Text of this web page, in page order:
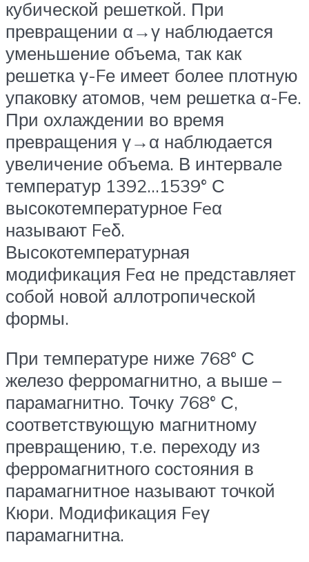
кубической решеткой. При
превращении α→γ наблюдается
уменьшение объема, так как
решетка γ-Fе имеет более плотную
упаковку атомов, чем решетка α-Fе.
При охлаждении во время
превращения γ→α наблюдается
увеличение объема. В интервале
температур 1392…1539° С
высокотемпературное Feα
называют Feδ.
Высокотемпературная
модификация Feα не представляет
собой новой аллотропической
формы.
При температуре ниже 768° С
железо ферромагнитно, а выше –
парамагнитно. Точку 768° С,
соответствующую магнитному
превращению, т.е. переходу из
ферромагнитного состояния в
парамагнитное называют точкой
Кюри. Модификация Feγ
парамагнитна.